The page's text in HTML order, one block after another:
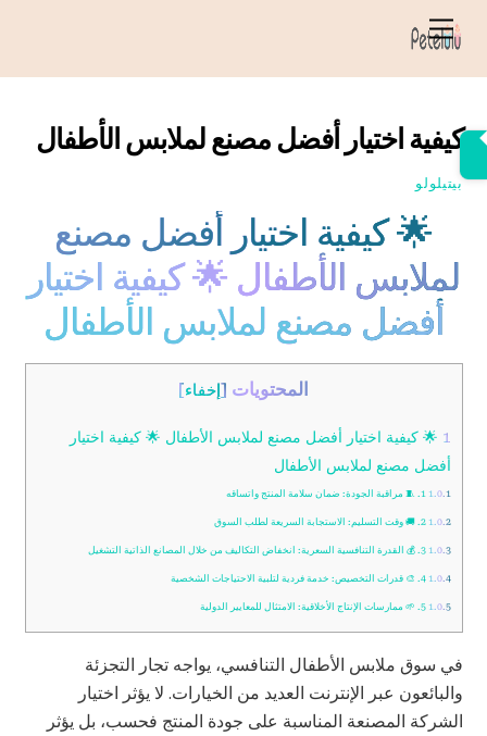
تخطي
قائمة
الطعام
كيفية اختيار أفضل مصنع لملابس الأطفال
بيتيلولو
🌟 كيفية اختيار أفضل مصنع
لملابس الأطفال 🌟 كيفية اختيار
أفضل مصنع لملابس الأطفال
المحتويات [إخفاء]
1 🌟 كيفية اختيار أفضل مصنع لملابس الأطفال 🌟 كيفية اختيار
أفضل مصنع لملابس الأطفال
1.0.1 1. 🧵 مراقبة الجودة: ضمان سلامة المنتج واتساقه
1.0.2 2. 🚚 وقت التسليم: الاستجابة السريعة لطلب السوق
1.0.3 3. 💰 القدرة التنافسية السعرية: انخفاض التكاليف من خلال المصانع الذاتية التشغيل
1.0.4 4. 🎨 قدرات التخصيص: خدمة فردية لتلبية الاحتياجات الشخصية
1.0.5 5. 🌱 ممارسات الإنتاج الأخلاقية: الامتثال للمعايير الدولية
في سوق ملابس الأطفال التنافسي، يواجه تجار التجزئة
والبائعون عبر الإنترنت العديد من الخيارات. لا يؤثر اختيار
الشركة المصنعة المناسبة على جودة المنتج فحسب، بل يؤثر